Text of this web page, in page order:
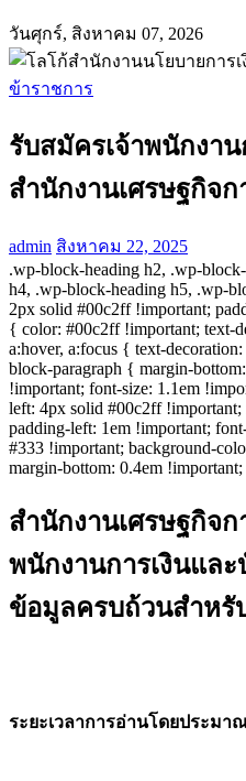
วันศุกร์, สิงหาคม 07, 2026
ข้าราชการ
รับสมัครเจ้าพนักงา
สำนักงานเศรษฐกิจก
admin สิงหาคม 22, 2025
.wp-block-heading h2, .wp-
h4, .wp-block-heading h5, .wp-
2px solid #00c2ff !important;
{ color: #00c2ff !important; text-
a:hover, a:focus { text-
block-paragraph { margin-
!important; font-size: 1.1em
left: 4px solid #00c2ff
padding-left: 1em !important;
#333 !important; background-
margin-bottom: 0.4em
สำนักงานเศรษฐกิจ
พนักงานการเงินแล
ข้อมูลครบถ้วนสำหรั
ระยะเวลาการอ่านโดยประมา